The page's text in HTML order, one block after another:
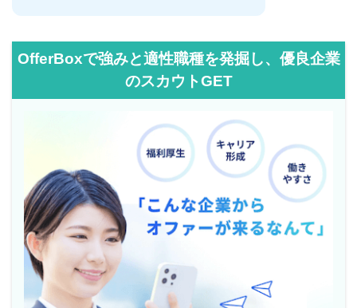
OfferBoxで強みと適性職種を発掘し、優良企業
のスカウトGET